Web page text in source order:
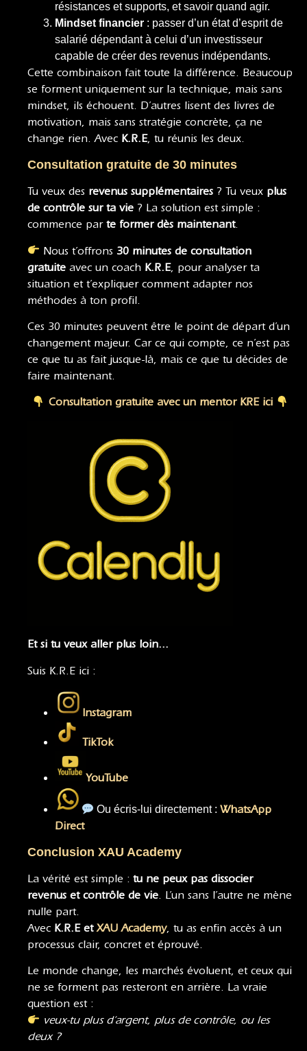
résistances et supports, et savoir quand agir.
Mindset financier : passer d’un état d’esprit de
salarié dépendant à celui d’un investisseur
capable de créer des revenus indépendants.
Cette combinaison fait toute la différence. Beaucoup
se forment uniquement sur la technique, mais sans
mindset, ils échouent. D’autres lisent des livres de
motivation, mais sans stratégie concrète, ça ne
change rien. Avec K.R.E, tu réunis les deux.
Consultation gratuite de 30 minutes
Tu veux des revenus supplémentaires ? Tu veux plus
de contrôle sur ta vie ? La solution est simple :
commence par te former dès maintenant.
Nous t’offrons30 minutes de consultation
gratuite avec un coach K.R.E, pour analyser ta
situation et t’expliquer comment adapter nos
méthodes à ton profil.
Ces 30 minutes peuvent être le point de départ d’un
changement majeur. Car ce qui compte, ce n’est pas
ce que tu as fait jusque-là, mais ce que tu décides de
faire maintenant.
Consultation gratuite avec un mentor KRE ici
Et si tu veux aller plus loin…
Suis K.R.E ici :
Instagram
TikTok
YouTube
Ou écris-lui directement :WhatsApp
Direct
Conclusion XAU Academy
La vérité est simple : tu ne peux pas dissocier
revenus et contrôle de vie. L’un sans l’autre ne mène
nulle part.
Avec K.R.E etXAU Academy, tu as enfin accès à un
processus clair, concret et éprouvé.
Le monde change, les marchés évoluent, et ceux qui
ne se forment pas resteront en arrière. La vraie
question est :
veux-tu plus d’argent, plus de contrôle, ou les
deux ?